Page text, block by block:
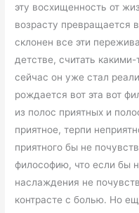
эту восхищенность от
возрасту превращается
склонен все эти
детстве, считать
сейчас он уже стал
рождается вот эта вот
из полос приятных и
приятное, терпи
приятного бы не
философию, что если бы
наслаждения не
контрасте с болью. Но